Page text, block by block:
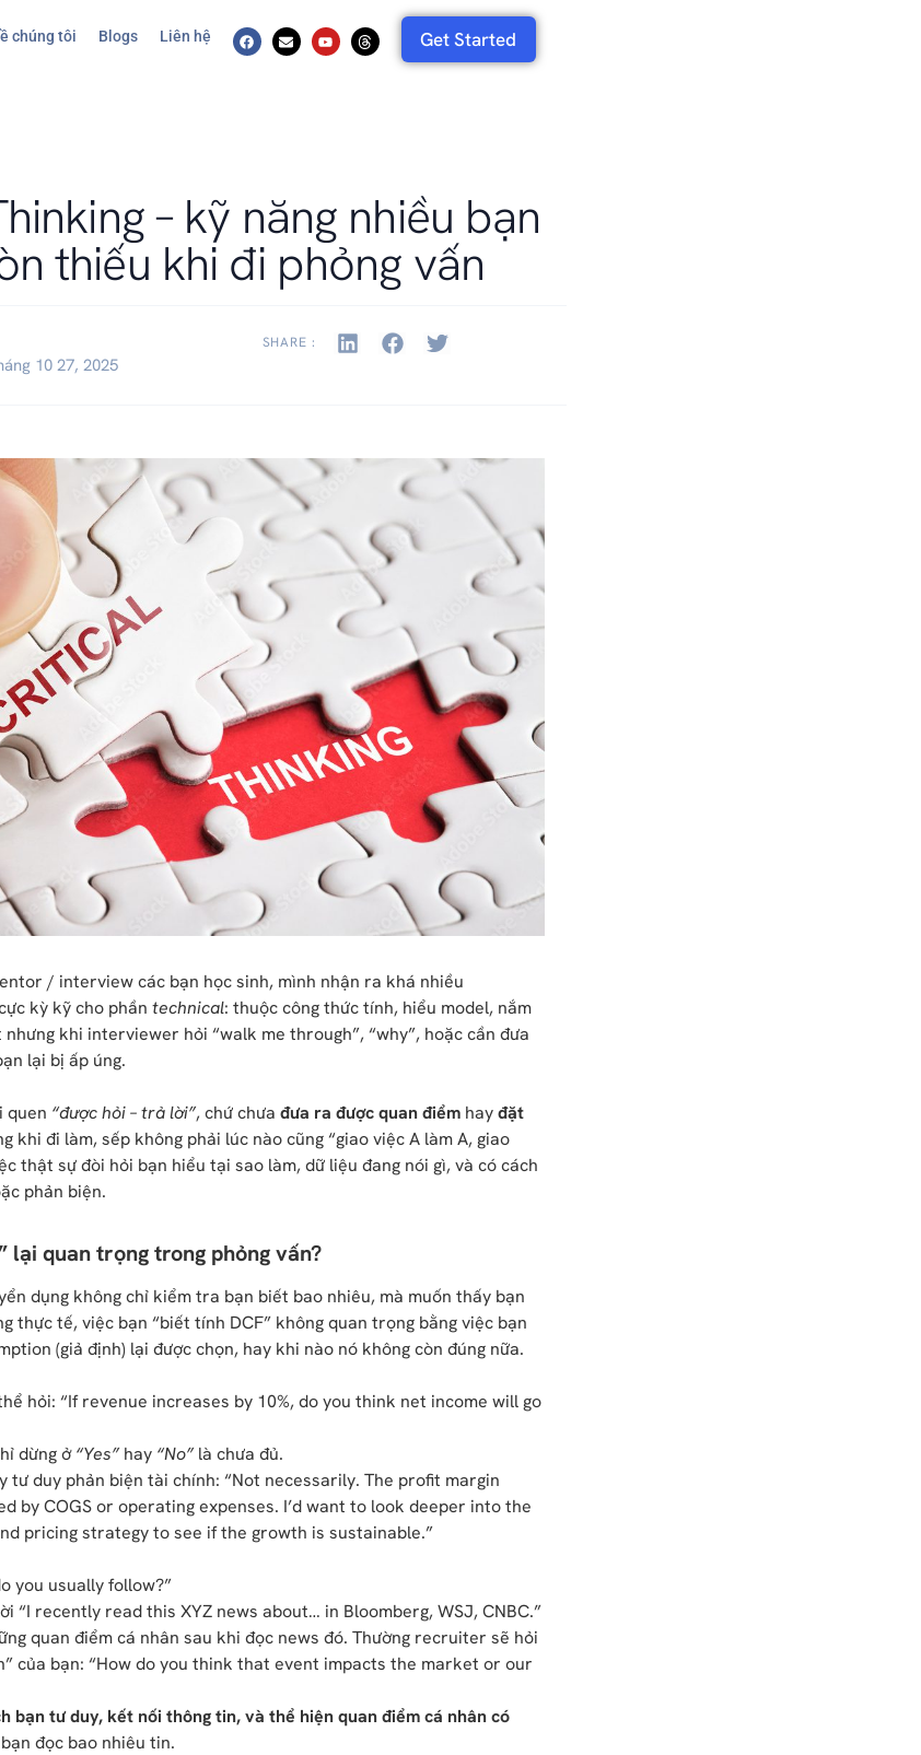
chúng tôi Blogs Liên hệ Get Started
– kỹ năng nhiều bạn
thiếu khi đi phỏng vấn
10 27, 2025
SHARE :
/ interview các bạn học sinh, mình nhận ra khá nhiều
kỳ kỹ cho phần technical: thuộc công thức tính, hiểu model, nắm
khi interviewer hỏi “walk me through”, “why”, hoặc cần đưa
lại bị ấp úng.
quen “được hỏi – trả lời”, chứ chưa đưa ra được quan điểmhayđặt
khi đi làm, sếp không phải lúc nào cũng “giao việc A làm A, giao
thật sự đòi hỏi bạn hiểu tại sao làm, dữ liệu đang nói gì, và có cách
phản biện.
lại quan trọng trong phỏng vấn?
dụng không chỉ kiểm tra bạn biết bao nhiêu, mà muốn thấy bạn
thực tế, việc bạn “biết tính DCF” không quan trọng bằng việc bạn
(giả định) lại được chọn, hay khi nào nó không còn đúng nữa.
hỏi: “If revenue increases by 10%, do you think net income will go
dừng ở“Yes”hay “No”là chưa đủ.
tư duy phản biện tài chính: “Not necessarily. The profit margin
by COGS or operating expenses. I’d want to look deeper into the
pricing strategy to see if the growth is sustainable.”
you usually follow?”
“I recently read this XYZ news about… in Bloomberg, WSJ, CNBC.”
quan điểm cá nhân sau khi đọc news đó. Thường recruiter sẽ hỏi
của bạn: “How do you think that event impacts the market or our
bạn tư duy, kết nối thông tin, và thể hiện quan điểm cá nhân có
đọc bao nhiêu tin.